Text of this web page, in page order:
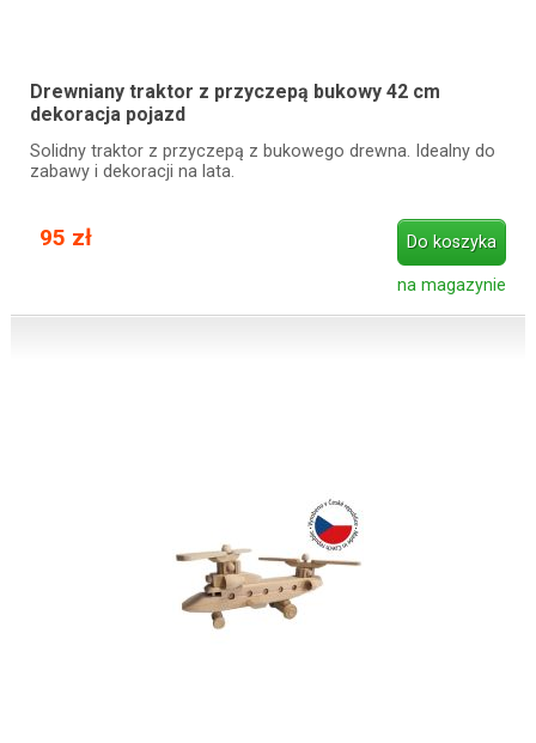
Drewniany traktor z przyczepą bukowy 42 cm
dekoracja pojazd
Solidny traktor z przyczepą z bukowego drewna. Idealny do
zabawy i dekoracji na lata.
95 zł Do koszyka
na magazynie